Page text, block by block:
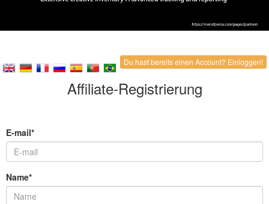
Du hast bereits einen Account? Einloggen!
Affiliate-Registrierung
E-mail*
Name*